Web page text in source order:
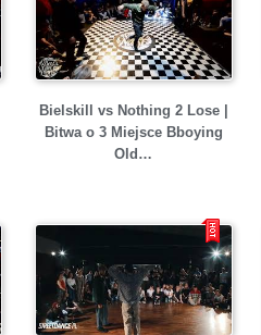
Bielskill vs Nothing 2 Lose |
Bitwa o 3 Miejsce Bboying
Old…